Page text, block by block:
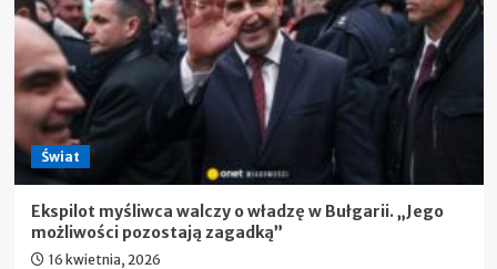
Świat
Ekspilot myśliwca walczy o władzę w Bułgarii. „Jego
możliwości pozostają zagadką”
16 kwietnia, 2026